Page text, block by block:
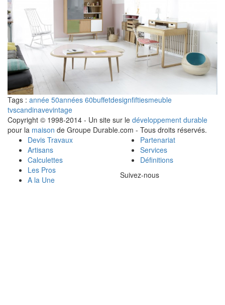
Tags : année 50années 60buffetdesignfiftiesmeuble
tvscandinavevintage
Copyright © 1998-2014 - Un site sur le développement durable
pour la maison de Groupe Durable.com - Tous droits réservés.
Devis Travaux
Artisans
Calculettes
Les Pros
A la Une
Partenariat
Services
Définitions
Suivez-nous